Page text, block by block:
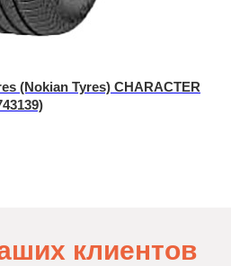
(Nokian Tyres) CHARACTER
клиентов